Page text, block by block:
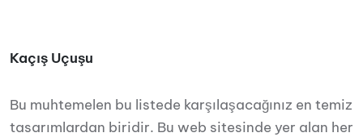
Kaçış Uçuşu
Bu muhtemelen bu listede karşılaşacağınız en temiz
tasarımlardan biridir. Bu web sitesinde yer alan her